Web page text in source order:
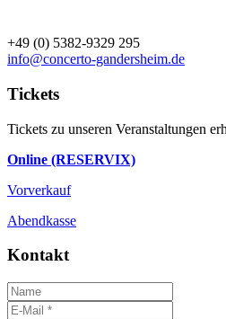
+49 (0) 5382-9329 295
info@concerto-gandersheim.de
Tickets
Tickets zu unseren Veranstaltungen
Online (RESERVIX)
Vorverkauf
Abendkasse
Kontakt